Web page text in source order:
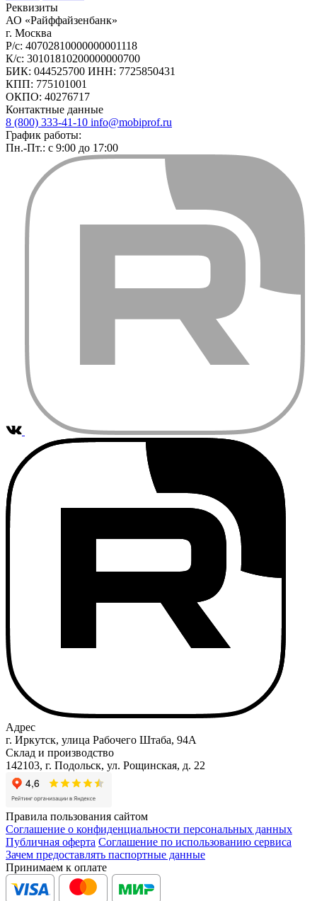
Реквизиты
АО «Райффайзенбанк»
г. Москва
Р/с: 40702810000000001118
К/с: 30101810200000000700
БИК: 044525700 ИНН: 7725850431
КПП: 775101001
ОКПО: 40276717
Контактные данные
8 (800) 333-41-10 info@mobiprof.ru
График работы:
Пн.-Пт.: с 9:00 до 17:00
Адрес
г. Иркутск, улица Рабочего Штаба, 94А
Склад и производство
142103, г. Подольск, ул. Рощинская, д. 22
Правила пользования сайтом
Соглашение о конфиденциальности персональных данных
Публичная оферта Соглашение по использованию сервиса
Зачем предоставлять паспортные данные
Принимаем к оплате